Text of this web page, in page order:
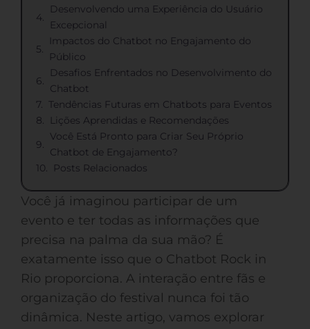
Desenvolvendo uma Experiência do Usuário
Excepcional
Impactos do Chatbot no Engajamento do
Público
Desafios Enfrentados no Desenvolvimento do
Chatbot
Tendências Futuras em Chatbots para Eventos
Lições Aprendidas e Recomendações
Você Está Pronto para Criar Seu Próprio
Chatbot de Engajamento?
Posts Relacionados
Você já imaginou participar de um
evento e ter todas as informações que
precisa na palma da sua mão? É
exatamente isso que o Chatbot Rock in
Rio proporciona. A interação entre fãs e
organização do festival nunca foi tão
dinâmica. Neste artigo, vamos explorar